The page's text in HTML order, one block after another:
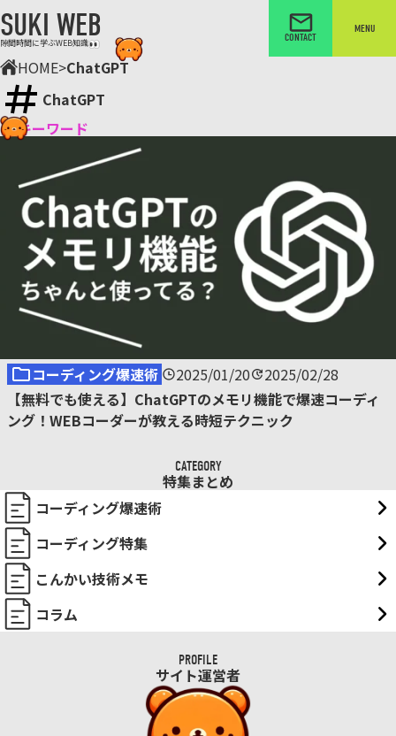
SUKI WEB
隙間時間に学ぶWEB知識 CONTACT
MENU
HOME>ChatGPT
ChatGPT
キーワード
コーディング爆速術 2025/01/20
2025/02/28
【無料でも使える】ChatGPTのメモリ機能で爆速コーディ
ング！WEBコーダーが教える時短テクニック
CATEGORY
特集まとめ
コーディング爆速術
コーディング特集
こんかい技術メモ
コラム
PROFILE
サイト運営者